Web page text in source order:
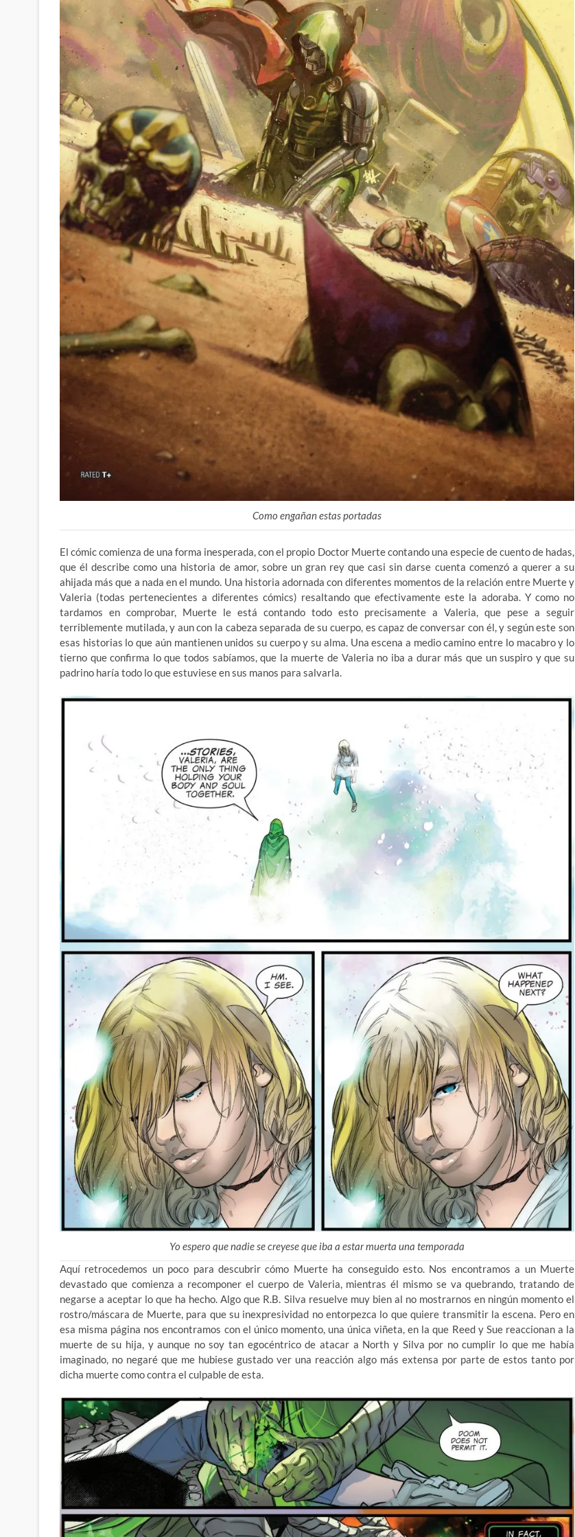
Como engañan estas portadas
El cómic comienza de una forma inesperada, con el propio Doctor Muerte contando una especie de cuento de hadas,
que él describe como una historia de amor, sobre un gran rey que casi sin darse cuenta comenzó a querer a su
ahijada más que a nada en el mundo. Una historia adornada con diferentes momentos de la relación entre Muerte y
Valeria (todas pertenecientes a diferentes cómics) resaltando que efectivamente este la adoraba. Y como no
tardamos en comprobar, Muerte le está contando todo esto precisamente a Valeria, que pese a seguir
terriblemente mutilada, y aun con la cabeza separada de su cuerpo, es capaz de conversar con él, y según este son
esas historias lo que aún mantienen unidos su cuerpo y su alma. Una escena a medio camino entre lo macabro y lo
tierno que confirma lo que todos sabíamos, que la muerte de Valeria no iba a durar más que un suspiro y que su
padrino haría todo lo que estuviese en sus manos para salvarla.
Yo espero que nadie se creyese que iba a estar muerta una temporada
Aquí retrocedemos un poco para descubrir cómo Muerte ha conseguido esto. Nos encontramos a un Muerte
devastado que comienza a recomponer el cuerpo de Valeria, mientras él mismo se va quebrando, tratando de
negarse a aceptar lo que ha hecho. Algo que R.B. Silva resuelve muy bien al no mostrarnos en ningún momento el
rostro/máscara de Muerte, para que su inexpresividad no entorpezca lo que quiere transmitir la escena. Pero en
esa misma página nos encontramos con el único momento, una única viñeta, en la que Reed y Sue reaccionan a la
muerte de su hija, y aunque no soy tan egocéntrico de atacar a North y Silva por no cumplir lo que me había
imaginado, no negaré que me hubiese gustado ver una reacción algo más extensa por parte de estos tanto por
dicha muerte como contra el culpable de esta.